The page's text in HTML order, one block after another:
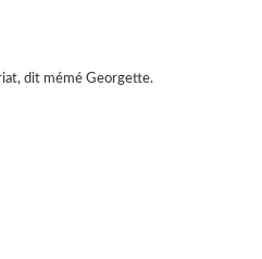
dit mémé Georgette.